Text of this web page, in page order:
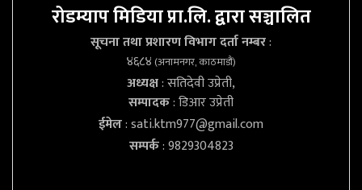
रोडम्याप मिडिया प्रा.लि. द्वारा सञ्चालित
सूचना तथा प्रशारण विभाग दर्ता नम्बर:
४६८४(अनामनगर, काठमाडौं)
अध्यक्ष: सतिदेवी उप्रेती,
सम्पादक: डिआर उप्रेती
ईमेल:sati.ktm977@gmail.com
सम्पर्क: 9829304823